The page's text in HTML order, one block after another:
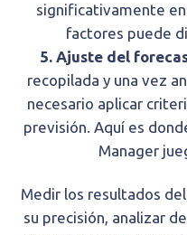
significativamente
factores puede
5. Ajuste del
recopilada y una vez
necesario aplicar
previsión. Aquí es
Manager
Medir los resultados
su precisión, analizar